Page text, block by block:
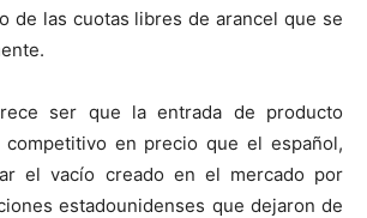
de las cuotas libres de arancel que se
ser que la entrada de producto
competitivo en precio que el español,
el vacío creado en el mercado por
estadounidenses que dejaron de